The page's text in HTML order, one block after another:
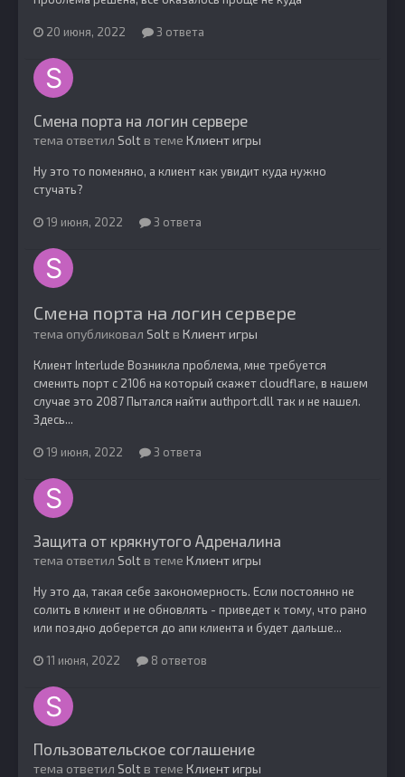
20 июня, 2022 3 ответа
Смена порта на логин сервере
тема ответил Soltв теме Клиент игры
Ну это то поменяно, а клиент как увидит куда нужно
стучать?
19 июня, 2022 3 ответа
Смена порта на логин сервере
тема опубликовал Soltв Клиент игры
Клиент Interlude Возникла проблема, мне требуется
сменить порт c 2106 на который скажет cloudflare, в нашем
случае это 2087 Пытался найти authport.dll так и не нашел.
Здесь...
19 июня, 2022 3 ответа
Защита от крякнутого Адреналина
тема ответил Soltв теме Клиент игры
Ну это да, такая себе закономерность. Если постоянно не
солить в клиент и не обновлять - приведет к тому, что рано
или поздно доберется до апи клиента и будет дальше...
11 июня, 2022 8 ответов
Пользовательское соглашение
тема ответил Soltв теме Клиент игры